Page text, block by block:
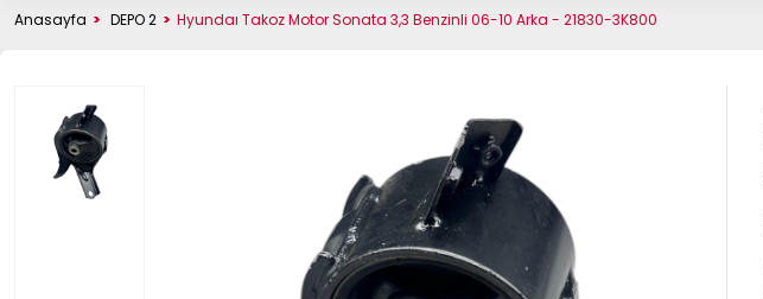
Anasayfa DEPO 2 Hyundaı Takoz Motor Sonata 3,3 Benzinli 06-10 Arka - 21830-3K800